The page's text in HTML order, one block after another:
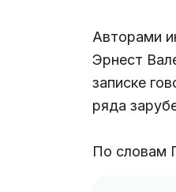
Авторами
Эрнест
записке
ряда
По словам